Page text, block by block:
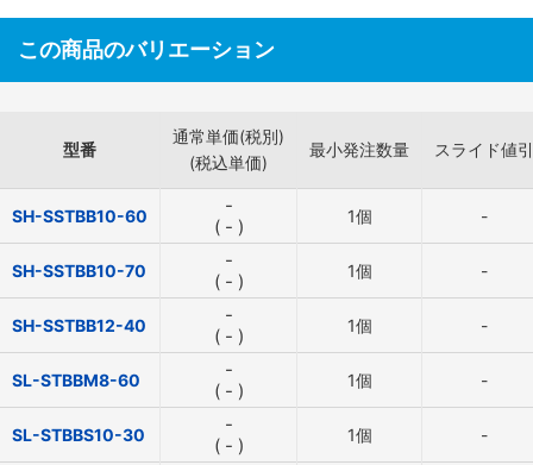
この商品のバリエーション
型番
通常単価(税別)
(税込単価)
最小発注数量 スライド値引
SH-SSTBB10-60
-
( - ) 1個 -
SH-SSTBB10-70
-
( - ) 1個 -
SH-SSTBB12-40
-
( - ) 1個 -
SL-STBBM8-60
-
( - ) 1個 -
SL-STBBS10-30
-
( - ) 1個 -